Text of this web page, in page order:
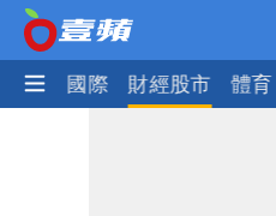
社會 國際 財經股市 體育